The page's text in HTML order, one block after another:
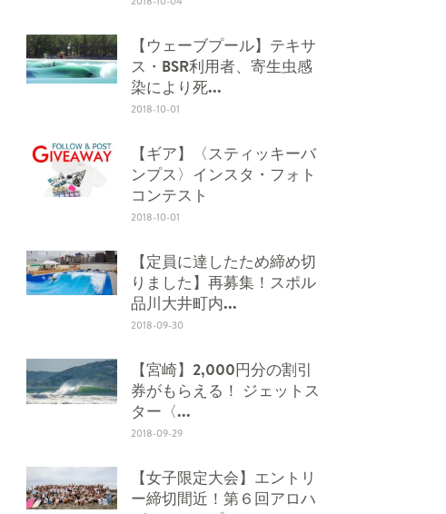
【ウェーブプール】テキサ
ス・BSR利用者、寄生虫感
染により死...
2018-10-01
【ギア】〈スティッキーバ
ンプス〉インスタ・フォト
コンテスト
2018-10-01
【定員に達したため締め切
りました】再募集！スポル
品川大井町内...
2018-09-30
【宮崎】2,000円分の割引
券がもらえる！ ジェットス
ター〈...
2018-09-29
【女子限定大会】エントリ
ー締切間近！第６回アロハ